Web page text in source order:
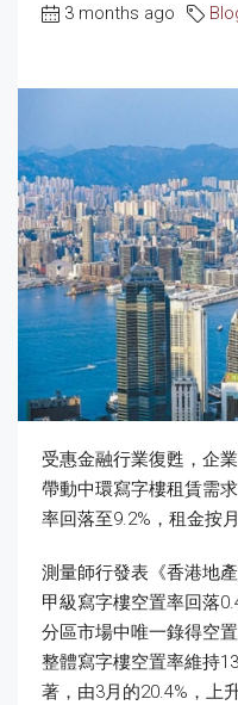
3 months ago
受惠金融行業復甦，企
帶動中環寫字樓租賃需
率回落至9.2%，租金按
測量師行發表《香港地
甲級寫字樓空置率回落
分區市場中唯一錄得空
整體寫字樓空置率維持
著，由3月的20.4%，上